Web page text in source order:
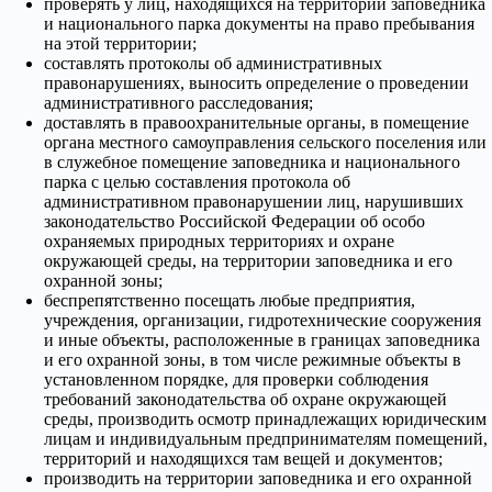
проверять у лиц, находящихся на территории заповедника
и национального парка документы на право пребывания
на этой территории;
составлять протоколы об административных
правонарушениях, выносить определение о проведении
административного расследования;
доставлять в правоохранительные органы, в помещение
органа местного самоуправления сельского поселения или
в служебное помещение заповедника и национального
парка с целью составления протокола об
административном правонарушении лиц, нарушивших
законодательство Российской Федерации об особо
охраняемых природных территориях и охране
окружающей среды, на территории заповедника и его
охранной зоны;
беспрепятственно посещать любые предприятия,
учреждения, организации, гидротехнические сооружения
и иные объекты, расположенные в границах заповедника
и его охранной зоны, в том числе режимные объекты в
установленном порядке, для проверки соблюдения
требований законодательства об охране окружающей
среды, производить осмотр принадлежащих юридическим
лицам и индивидуальным предпринимателям помещений,
территорий и находящихся там вещей и документов;
производить на территории заповедника и его охранной